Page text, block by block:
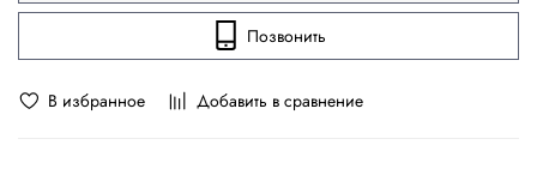
В избранное Добавить в сравнение
Позвонить